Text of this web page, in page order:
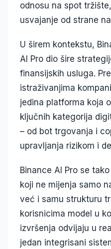
odnosu na spot
usvajanje od strane
U širem kontekstu,
AI Pro dio šire
finansijskih usluga.
istraživanjima
jedina platforma koja
ključnih kategorija
– od bot trgovanja i
upravljanja rizikom i
Binance AI Pro se
koji ne mijenja samo
već i samu strukturu
korisnicima model u
izvršenja odvijaju u
jedan integrisani